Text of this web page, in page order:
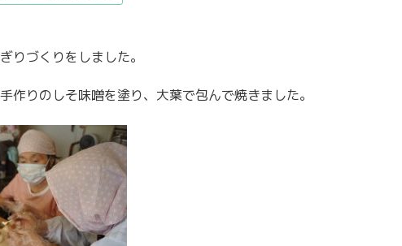
りづくりをしました。
作りのしそ味噌を塗り、大葉で包んで焼きました。